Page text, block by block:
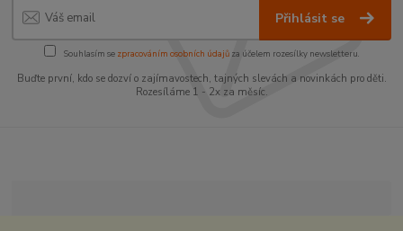
Přihlásit se
Souhlasím se zpracováním osobních údajůza účelem rozesílky newsletteru.
Buďte první, kdo se dozví o zajímavostech, tajných slevách a novinkách pro děti.
Rozesíláme 1 - 2x za měsíc.